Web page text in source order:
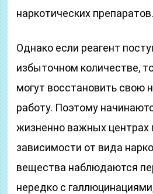
наркотических препаратов.
Однако если реагент
избыточном количестве,
могут восстановить свою
работу. Поэтому
жизненно важных центрах
зависимости от вида
вещества наблюдаются
нередко с